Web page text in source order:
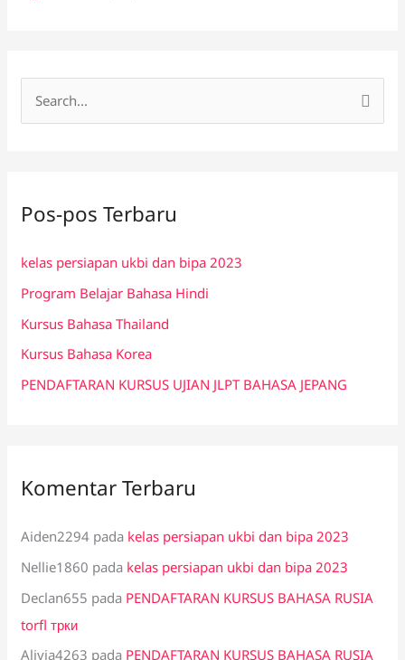
u
t
u
k
:
Pos-pos Terbaru
kelas persiapan ukbi dan bipa 2023
Program Belajar Bahasa Hindi
Kursus Bahasa Thailand
Kursus Bahasa Korea
PENDAFTARAN KURSUS UJIAN JLPT BAHASA JEPANG
Komentar Terbaru
Aiden2294 pada kelas persiapan ukbi dan bipa 2023
Nellie1860 pada kelas persiapan ukbi dan bipa 2023
Declan655 pada PENDAFTARAN KURSUS BAHASA RUSIA
torfl трки
Alivia4263 pada PENDAFTARAN KURSUS BAHASA RUSIA